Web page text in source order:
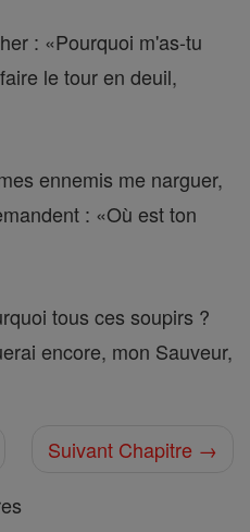
: «Pourquoi m'as-tu
le tour en deuil,
ennemis me narguer,
: «Où est ton
tous ces soupirs ?
encore, mon Sauveur,
Suivant Chapitre →